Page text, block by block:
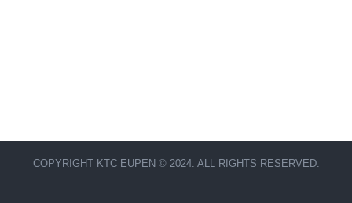
COPYRIGHT KTC EUPEN © 2024. ALL RIGHTS RESERVED.